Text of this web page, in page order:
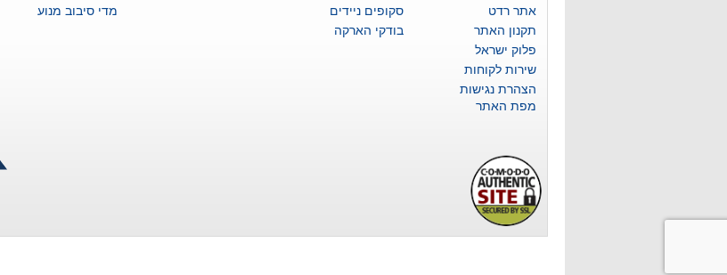
אתר רדט
תקנון האתר
פלוק ישראל
שירות לקוחות
הצהרת נגישות
מפת האתר
סקופים ניידים
בודקי הארקה
מדי סיבוב מנוע